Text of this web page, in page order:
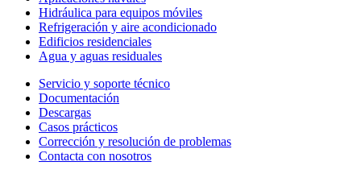
Hidráulica para equipos móviles
Refrigeración y aire acondicionado
Edificios residenciales
Agua y aguas residuales
Servicio y soporte técnico
Documentación
Descargas
Casos prácticos
Corrección y resolución de problemas
Contacta con nosotros